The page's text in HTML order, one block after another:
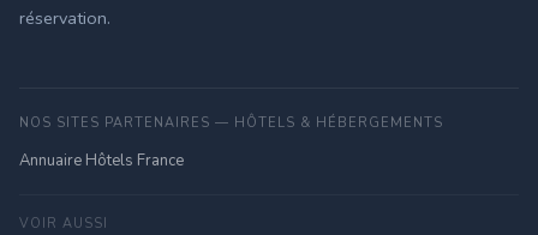
réservation.
NOS SITES PARTENAIRES — HÔTELS & HÉBERGEMENTS
Annuaire Hôtels France
VOIR AUSSI